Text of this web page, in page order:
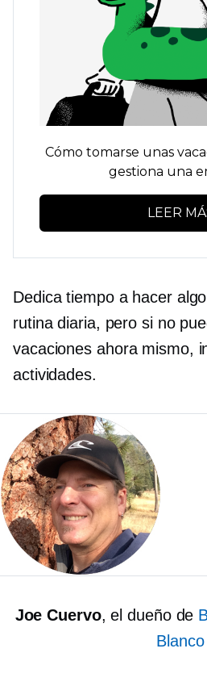
Cómo tomarse unas
gestiona una
LEER
Dedica tiempo a hacer
rutina diaria, pero si no
vacaciones ahora mismo,
actividades.
Joe Cuervo, el dueño de
Blanco